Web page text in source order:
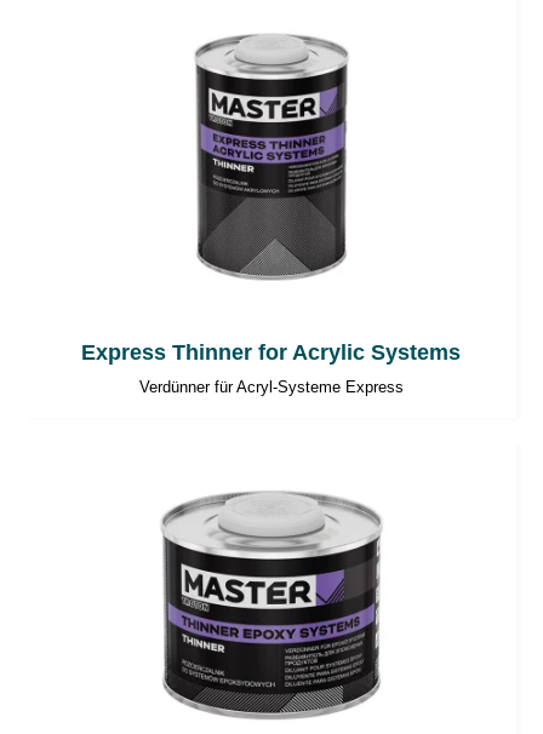
Express Thinner for Acrylic Systems
Verdünner für Acryl-Systeme Express